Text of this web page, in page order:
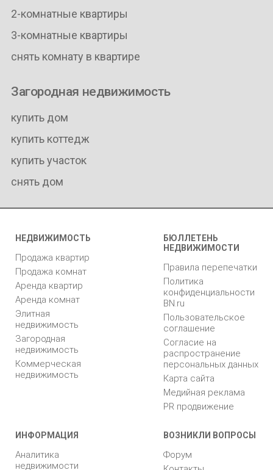
2-комнатные квартиры
3-комнатные квартиры
снять комнату в квартире
Загородная недвижимость
купить дом
купить коттедж
купить участок
снять дом
НЕДВИЖИМОСТЬ
Продажа квартир
Продажа комнат
Аренда квартир
Аренда комнат
Элитная
недвижимость
Загородная
недвижимость
Коммерческая
недвижимость
БЮЛЛЕТЕНЬ
НЕДВИЖИМОСТИ
Правила перепечатки
Политика
конфиденциальности
BN.ru
Пользовательское
соглашение
Согласие на
распространение
персональных данных
Карта сайта
Медийная реклама
PR продвижение
ИНФОРМАЦИЯ
Аналитика
недвижимости
ВОЗНИКЛИ ВОПРОСЫ
Форум